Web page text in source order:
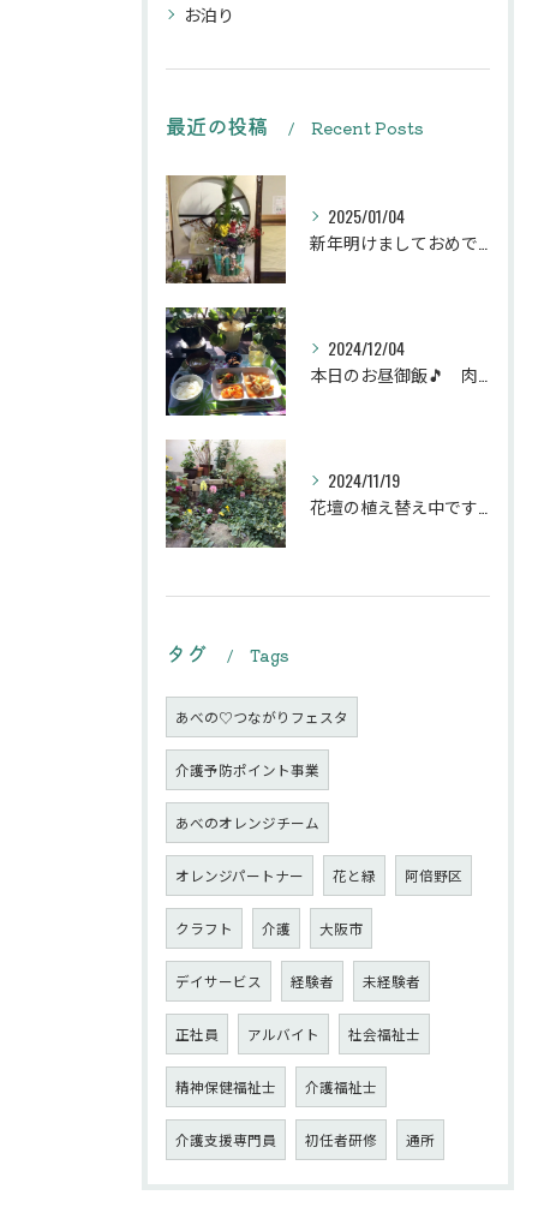
お泊り
最近の投稿 Recent Posts
2025/01/04
新年明けましておめでとうございます
2024/12/04
本日のお昼御飯🎵 肉団子和風旨煮等などです♪
2024/11/19
花壇の植え替え中です♪綺麗な緑の花壇になりますように。
タグ Tags
あべの♡つながりフェスタ
介護予防ポイント事業
あべのオレンジチーム
オレンジパートナー 花と緑 阿倍野区
クラフト 介護 大阪市
デイサービス 経験者 未経験者
正社員 アルバイト 社会福祉士
精神保健福祉士 介護福祉士
介護支援専門員 初任者研修 通所